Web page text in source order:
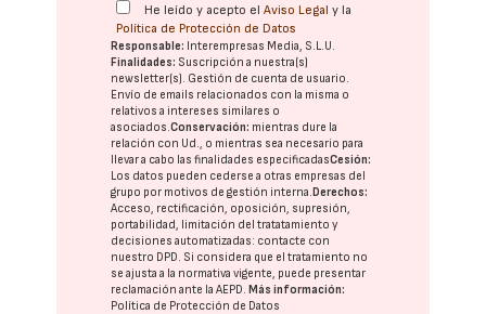
He leído y acepto elAviso Legal y la
Política de Protección de Datos
Responsable: Interempresas Media, S.L.U.
Finalidades: Suscripción a nuestra(s)
newsletter(s). Gestión de cuenta de usuario.
Envío de emails relacionados con la misma o
relativos a intereses similares o
asociados.Conservación: mientras dure la
relación con Ud., o mientras sea necesario para
llevar a cabo las finalidades especificadasCesión:
Los datos pueden cederse a otras empresas del
grupo por motivos de gestión interna.Derechos:
Acceso, rectificación, oposición, supresión,
portabilidad, limitación del tratatamiento y
decisiones automatizadas: contacte con
nuestro DPD. Si considera que el tratamiento no
se ajusta a la normativa vigente, puede presentar
reclamación ante laAEPD.Más información:
Política de Protección de Datos